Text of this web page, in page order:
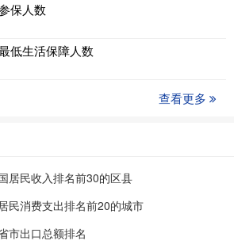
保人数
低生活保障人数
查看更多
居民收入排名前30的区县
民消费支出排名前20的城市
市出口总额排名